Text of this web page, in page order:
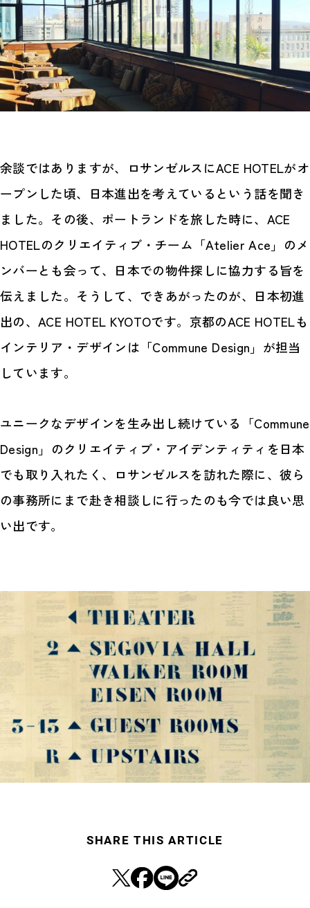
余談ではありますが、ロサンゼルスにACE HOTELがオ
ープンした頃、日本進出を考えているという話を聞き
ました。その後、ポートランドを旅した時に、ACE
HOTELのクリエイティブ・チーム「Atelier Ace」のメ
ンバーとも会って、日本での物件探しに協力する旨を
伝えました。そうして、できあがったのが、日本初進
出の、ACE HOTEL KYOTOです。京都のACE HOTELも
インテリア・デザインは「Commune Design」が担当
しています。
ユニークなデザインを生み出し続けている「Commune
Design」のクリエイティブ・アイデンティティを日本
でも取り入れたく、ロサンゼルスを訪れた際に、彼ら
の事務所にまで赴き相談しに行ったのも今では良い思
い出です。
SHARE THIS ARTICLE